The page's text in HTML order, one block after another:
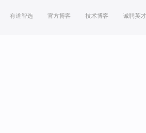
有道智选 官方博客 技术博客 诚聘英才